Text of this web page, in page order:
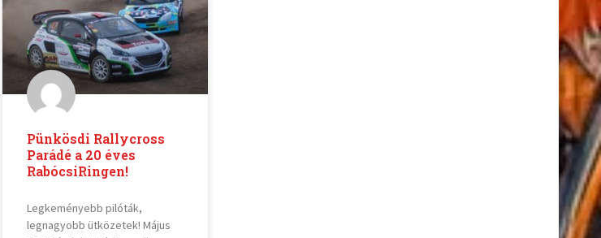
Pünkösdi Rallycross
Parádé a 20 éves
RabócsiRingen!
Legkeményebb pilóták,
legnagyobb ütközetek! Május